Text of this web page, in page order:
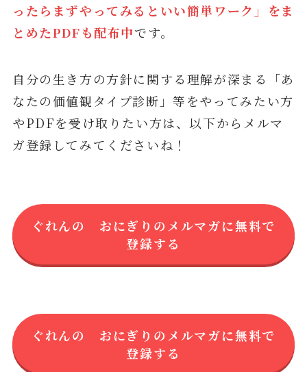
ったらまずやってみるといい簡単ワーク」をま
とめたPDFも配布中です。
自分の生き方の方針に関する理解が深まる「あ
なたの価値観タイプ診断」等をやってみたい方
やPDFを受け取りたい方は、以下からメルマ
ガ登録してみてくださいね！
ぐれんの おにぎりのメルマガに無料で
登録する
ぐれんの おにぎりのメルマガに無料で
登録する